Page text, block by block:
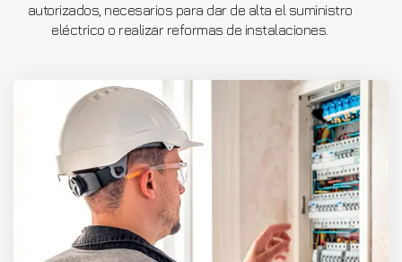
autorizados, necesarios para dar de alta el suministro
eléctrico o realizar reformas de instalaciones.